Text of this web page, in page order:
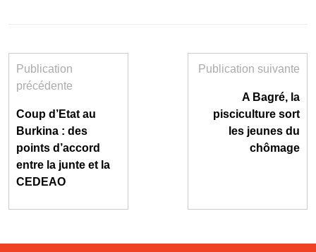
Publication
précédente
Coup d’Etat au
Burkina : des
points d’accord
entre la junte et la
CEDEAO
Publication suivante
A Bagré, la
pisciculture sort
les jeunes du
chômage